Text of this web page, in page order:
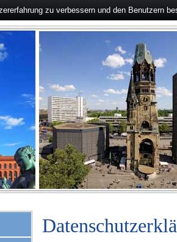
zu verbessern und den Benutzern